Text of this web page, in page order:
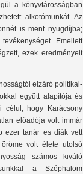
a könyvtárosságban
alkotómunkát. Az
is ment nyugdíjba;
Emellett
ezek eredményeit
elzáró politikai-
együtt alapítója és
célul, hogy Karácsony
előadója volt immár
ezer tanár es diák vett
volt élete utolsó
számos kiváló
a Széphalom